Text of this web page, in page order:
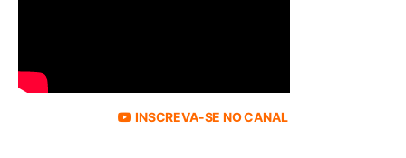
INSCREVA-SE NO CANAL